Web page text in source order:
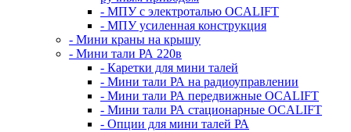
- МПУ с электроталью OCALIFT
- МПУ усиленная конструкция
- Мини краны на крышу
- Мини тали РА 220в
- Каретки для мини талей
- Мини тали РА на радиоуправлении
- Мини тали РА передвижные OCALIFT
- Мини тали РА стационарные OCALIFT
- Опции для мини талей РА